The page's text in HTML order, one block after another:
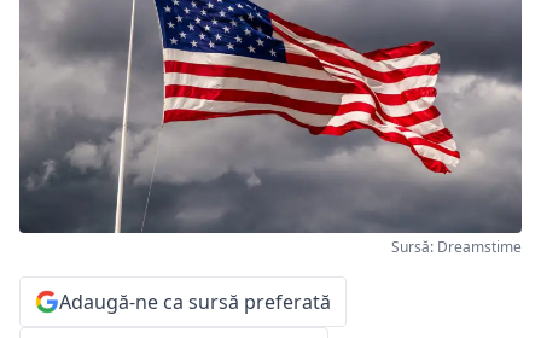
Sursă: Dreamstime
Adaugă-ne ca sursă preferată